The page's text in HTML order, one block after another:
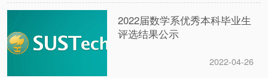
2022届数学系优秀本科毕业生
评选结果公示
2022-04-26